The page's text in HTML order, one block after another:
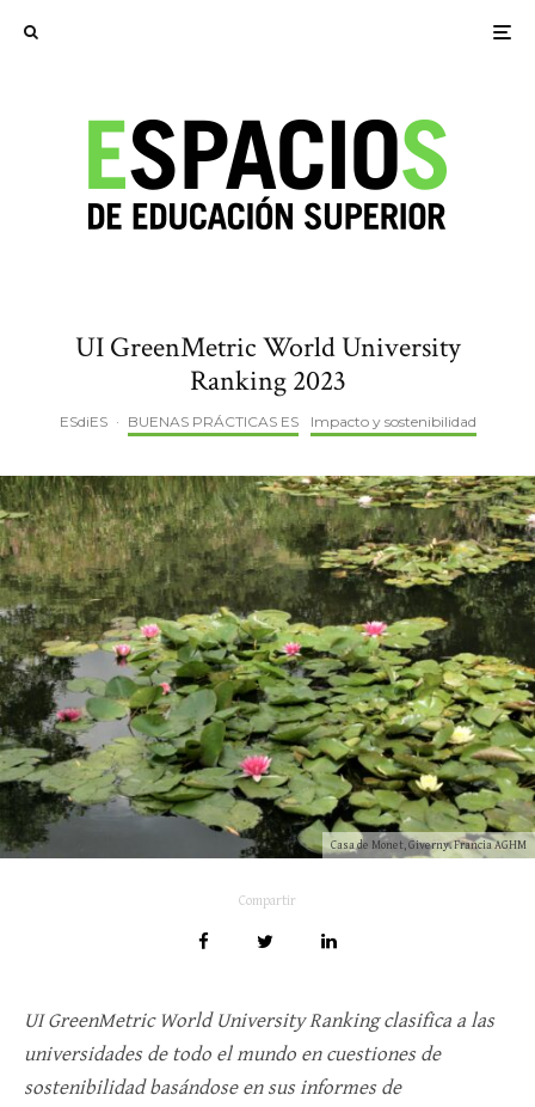
UI GreenMetric World University
Ranking 2023
ESdiES · BUENAS PRÁCTICAS ES Impacto y sostenibilidad
Casa de Monet, Giverny. Francia AGHM
Compartir
UI GreenMetric World University Ranking clasifica a las
universidades de todo el mundo en cuestiones de
sostenibilidad basándose en sus informes de